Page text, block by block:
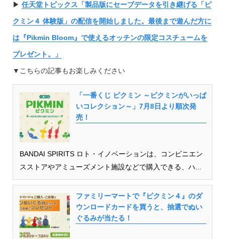
▶︎ 任天堂トピックス「製品版にセーブデータを引き継げる「ピ
クミン４ 体験版」の配信を開始しました。最後まで遊んだ方に
は『Pikmin Bloom』で使えるオッチンの限定コスチュームを
プレゼント。」
▼こちらの記事もお楽しみください
「一番くじ ピクミン ～ピクミンがいっぱ
いコレクション～」7月8日より順次発
売！
BANDAI SPIRITS ロト・イノベーションは、コンビニエン
スストアやアミューズメント施設などで購入できる、ハ...
ファミリーマートで『ピクミン４』のダ
ウンロードカードを買うと、抽選でぬい
ぐるみが当たる！